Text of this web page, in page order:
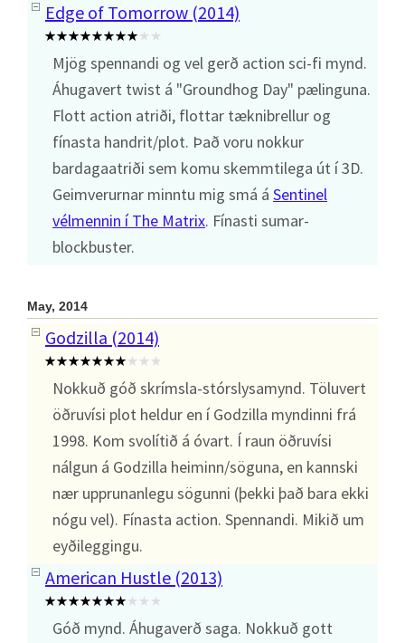
Edge of Tomorrow (2014)
Mjög spennandi og vel gerð action sci-fi mynd.
Áhugavert twist á "Groundhog Day" pælinguna.
Flott action atriði, flottar tæknibrellur og
fínasta handrit/plot. Það voru nokkur
bardagaatriði sem komu skemmtilega út í 3D.
Geimverurnar minntu mig smá á Sentinel
vélmennin í The Matrix. Fínasti sumar-
blockbuster.
May, 2014
Godzilla (2014)
Nokkuð góð skrímsla-stórslysamynd. Töluvert
öðruvísi plot heldur en í Godzilla myndinni frá
1998. Kom svolítið á óvart. Í raun öðruvísi
nálgun á Godzilla heiminn/söguna, en kannski
nær upprunanlegu sögunni (þekki það bara ekki
nógu vel). Fínasta action. Spennandi. Mikið um
eyðileggingu.
American Hustle (2013)
Góð mynd. Áhugaverð saga. Nokkuð gott